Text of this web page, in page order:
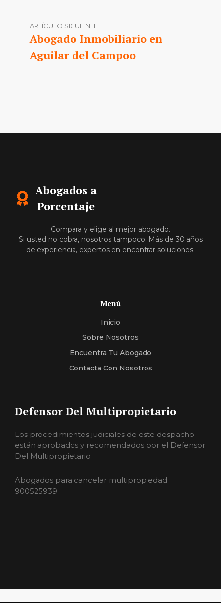
ARTÍCULO SIGUIENTE
Abogado Inmobiliario en
Aguilar del Campoo
Abogados a
Porcentaje
Compara y elige al mejor abogado.
Si usted no cobra, nosotros tampoco. Más de 30 años
de experiencia, expertos en encontrar soluciones.
Menú
Inicio
Sobre Nosotros
Encuentra Tu Abogado
Contacta Con Nosotros
Defensor Del Multipropietario
Los procedimientos judiciales de este despacho
están aprobados y recomendados por el Defensor
Del Multipropietario
Abogados para cancelar multipropiedad
900525939